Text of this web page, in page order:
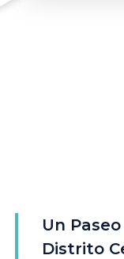
Un
Distrito